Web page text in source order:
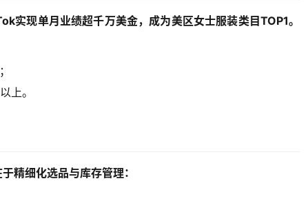
实现单月业绩超千万美金，成为美区女士服装类目TOP1。
上。
精细化选品与库存管理：